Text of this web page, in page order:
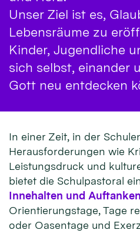
Unser Ziel ist es,
Lebensräume zu
Kinder, Jugendliche
sich selbst, einander
Gott neu entdecken
In einer Zeit, in der
Herausforderungen wie
Leistungsdruck und
bietet die Schulpastoral
Innehalten und Auftanken
Orientierungstage, Tage
oder Oasentage und